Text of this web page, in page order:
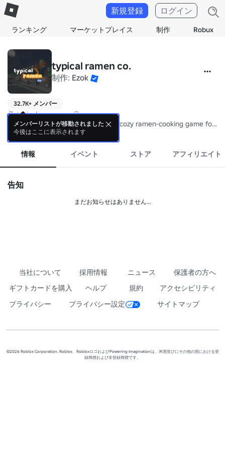
ランキング マーケットプレイス 制作 Robux
新規登録 ログイン
typical ramen co.
制作: Ezok
32.7K+ メンバー
🍜 typical ramen co. 🍥
The developers behind making the cozy ramen-cooking game for
Welcome to typical ramen 🍜🍥 , where you and your friends run
Take it slow, take some orders, make some tasty broth, toss in
typical ramen 🍜🍥 is all about chill fun and good food.
Stir up some discussion in our community server! 🗣️
詳細
情報 イベント ストア アフィリエイト
告知
まだお知らせはありません...
当社について 採用情報 ニュース
保護者の方へ
ギフトカードを購入
ヘルプ 規約
アクセシビリティ
プライバシー
プライバシー設定 サイトマップ
©2026 Roblox Corporation. Roblox、RobloxロゴおよびPowering Imaginationは、米国並びにその他の国における登
録商標および非登録商標です。
メンバーリストが移動されました
今後はここに表示されます